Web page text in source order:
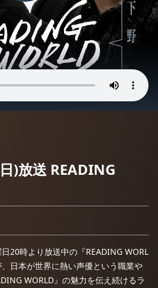
)放送 READING
20時より放送中の『READING WORL
日本が世界に熱い声優という職業や
WORLD』の魅力を伝え続けるラ